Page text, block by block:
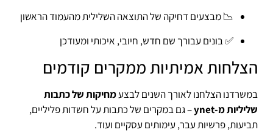
📉 מבצעים דחיקה של התוצאה השלילית מהעמוד הראשון
✅ בונים עבורך שם חדש, חיובי, איכותי ומעודכן
הצלחות אמיתיות ממקרים קודמים
במשרדנו הצלחנו לאורך השנים לבצעמחיקות של כתבות
שליליות מ-ynet
– גם במקרים של כתבות על חשדות פליליים,
תביעות, פרשיות עבר, עימותים עסקיים ועוד.